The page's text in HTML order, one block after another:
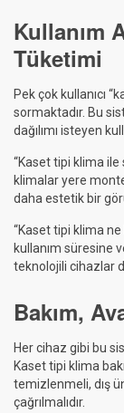
Kullanım
Tüketimi
Pek çok kullanıcı
sormaktadır. Bu
dağılımı isteyen
“Kaset tipi klima ile
klimalar yere
daha estetik bir
“Kaset tipi klima
kullanım süresine
teknolojili cihazlar
Bakım,
Her cihaz gibi bu
Kaset tipi klima
temizlenmeli, dış
çağrılmalıdır.